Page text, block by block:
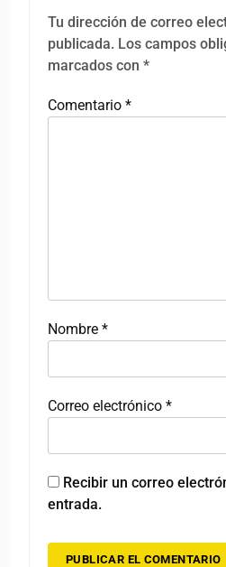
Tu dirección de correo
publicada. Los campos
marcados con *
Comentario *
Nombre *
Correo electrónico *
Recibir un correo
entrada.